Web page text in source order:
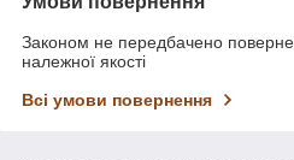
Законом не передбачено
належної якості
Всі умови повернення